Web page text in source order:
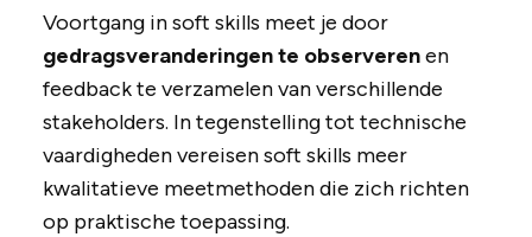
Voortgang in soft skills meet je door
gedragsveranderingen te observerenen
feedback te verzamelen van verschillende
stakeholders. In tegenstelling tot technische
vaardigheden vereisen soft skills meer
kwalitatieve meetmethoden die zich richten
op praktische toepassing.